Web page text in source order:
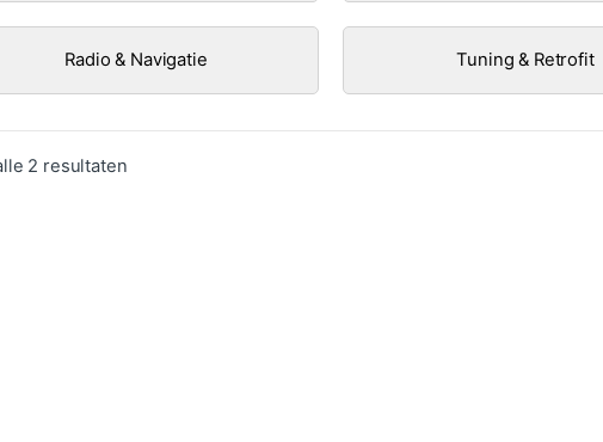
Radio & Navigatie Tuning & Retrofit
2 resultatenGesorteerd op populariteit